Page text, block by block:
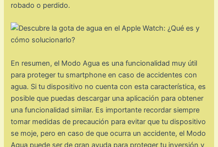
robado o perdido.
En resumen, el Modo Agua es una funcionalidad muy útil
para proteger tu smartphone en caso de accidentes con
agua. Si tu dispositivo no cuenta con esta característica, es
posible que puedas descargar una aplicación para obtener
una funcionalidad similar. Es importante recordar siempre
tomar medidas de precaución para evitar que tu dispositivo
se moje, pero en caso de que ocurra un accidente, el Modo
Agua puede ser de gran ayuda para proteger tu inversión y